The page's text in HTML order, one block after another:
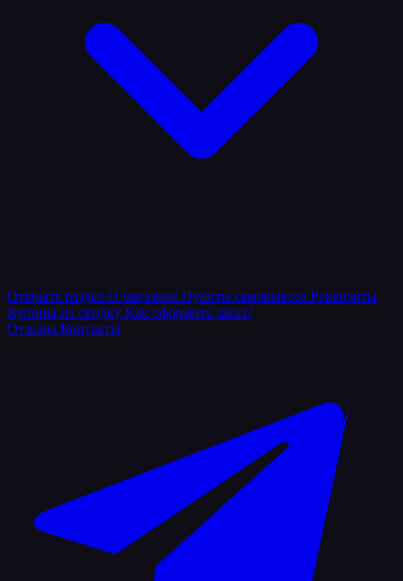
Открыть раздел О магазине Пункты самовывоза Реквизиты
Купоны на скидку Как оформить заказ?
Отзывы Контакты